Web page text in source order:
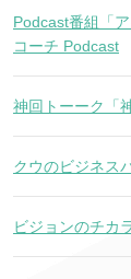
Podcast番組「
コーチ Podcast
神回トーーク「
クウのビジネス
ビジョンのチカ